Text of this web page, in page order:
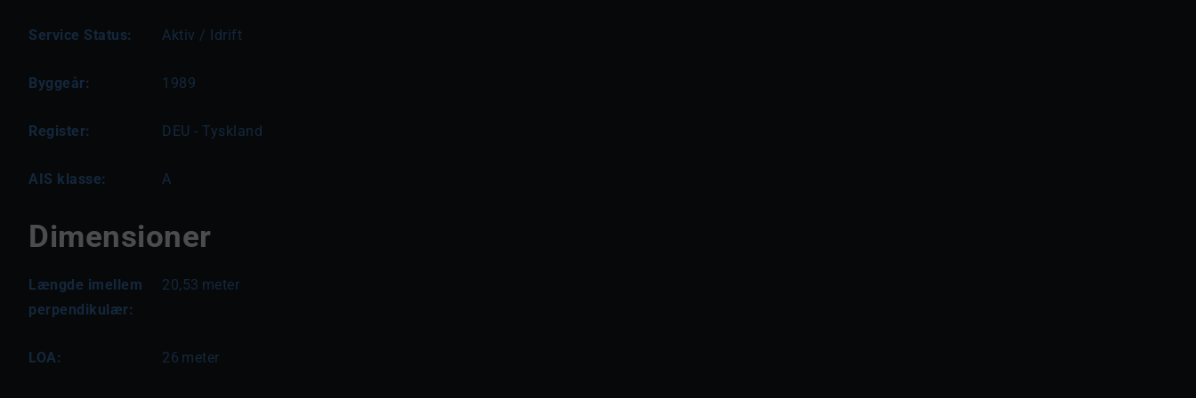
Service Status: Aktiv / Idrift
Byggeår: 1989
Register: DEU - Tyskland
AIS klasse: A
Dimensioner
Længde imellem
perpendikulær:
20,53 meter
LOA: 26 meter